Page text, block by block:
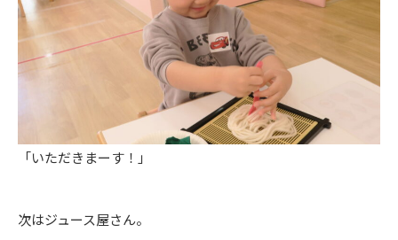
「いただきまーす！」
次はジュース屋さん。